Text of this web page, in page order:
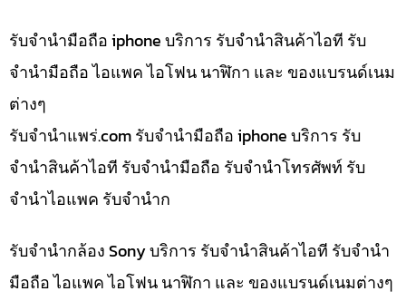
รับจำนำมือถือ iphone บริการ รับจำนำสินค้าไอที รับ
จำนำมือถือ ไอแพค ไอโฟน นาฬิกา และ ของแบรนด์เนม
ต่างๆ
รับจํานําแพร่.com รับจำนำมือถือ iphone บริการ รับ
จำนำสินค้าไอที รับจำนำมือถือ รับจำนำโทรศัพท์ รับ
จำนำไอแพค รับจำนำก
รับจำนำกล้อง Sony บริการ รับจำนำสินค้าไอที รับจำนำ
มือถือ ไอแพค ไอโฟน นาฬิกา และ ของแบรนด์เนมต่างๆ